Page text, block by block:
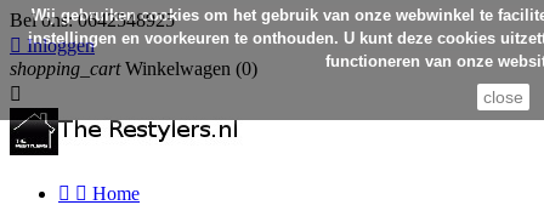
Bel ons:0642548925
 Inloggen
shopping_cart Winkelwagen (0)

  Home
Wij gebruiken cookies om het gebruik van onze webwinkel te
instellingen en voorkeuren te onthouden. U kunt deze cookies
functioneren van onze
close